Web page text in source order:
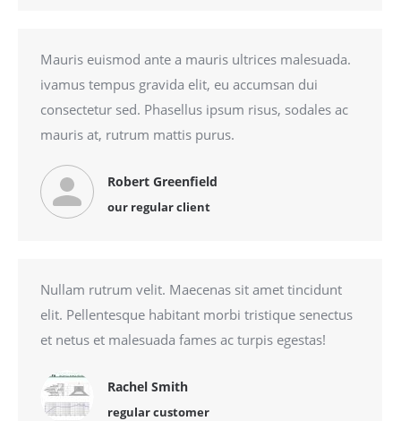
Mauris euismod ante a mauris ultrices malesuada.
ivamus tempus gravida elit, eu accumsan dui
consectetur sed. Phasellus ipsum risus, sodales ac
mauris at, rutrum mattis purus.
Robert Greenfield
our regular client
Nullam rutrum velit. Maecenas sit amet tincidunt
elit. Pellentesque habitant morbi tristique senectus
et netus et malesuada fames ac turpis egestas!
Rachel Smith
regular customer